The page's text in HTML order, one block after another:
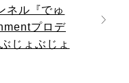
ネル『でゅ
プロデ
じょぶじょ